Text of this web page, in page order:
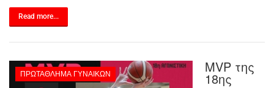
Read more...
ΠΡΩΤΆΘΛΗΜΑ ΓΥΝΑΙΚΏΝ MVP της
18ης